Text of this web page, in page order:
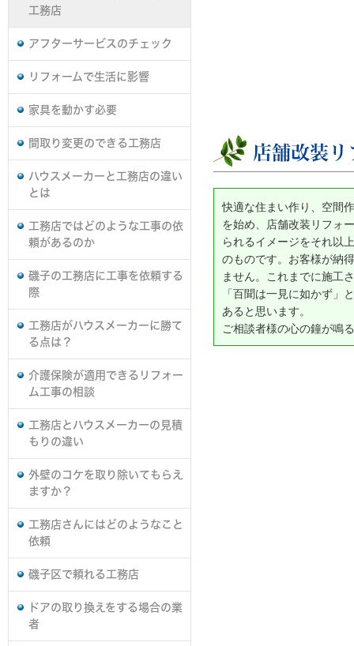
工務店
アフターサービスのチェック
リフォームで生活に影響
家具を動かす必要
間取り変更のできる工務店
ハウスメーカーと工務店の違い
とは
工務店ではどのような工事の依
頼があるのか
磯子の工務店に工事を依頼する
際
工務店がハウスメーカーに勝て
る点は？
介護保険が適用できるリフォー
ム工事の相談
工務店とハウスメーカーの見積
もりの違い
外壁のコケを取り除いてもらえ
ますか？
工務店さんにはどのようなこと
依頼
磯子区で頼れる工務店
ドアの取り換えをする場合の業
者
店舗改装
快適な住まい作り、空間
を始め、店舗改装リフォ
られるイメージをそれ以
のものです。お客様が納
ません。これまでに施工
「百聞は一見に如かず」
あると思います。
ご相談者様の心の鐘が鳴